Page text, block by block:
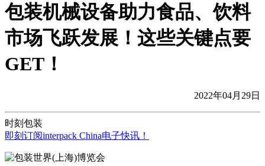
包装机械设备助力食品、饮料
市场飞跃发展！这些关键点要
GET！
2022年04月29日
时刻包装
即刻订阅interpack China电子快讯！